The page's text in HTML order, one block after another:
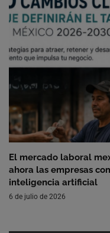
El mercado laboral
ahora las empresas
inteligencia artificial
6 de julio de 2026